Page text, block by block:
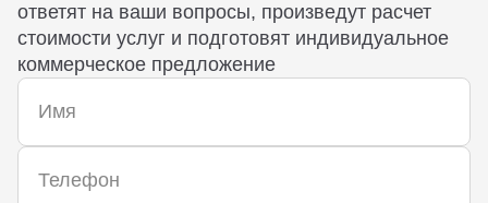
ответят на ваши вопросы, произведут расчет
стоимости услуг и подготовят индивидуальное
коммерческое предложение